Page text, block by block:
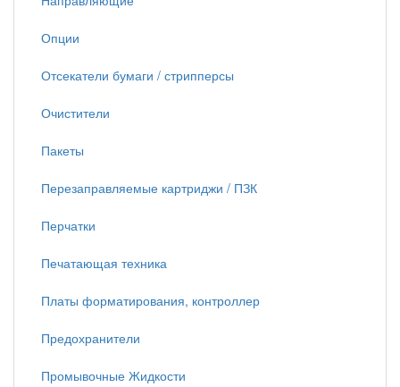
Опции
Отсекатели бумаги / стрипперсы
Очистители
Пакеты
Перезаправляемые картриджи / ПЗК
Перчатки
Печатающая техника
Платы форматирования, контроллер
Предохранители
Промывочные Жидкости